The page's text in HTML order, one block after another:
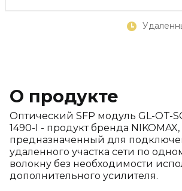
О продукте
Оптический SFP модуль GL-OT-
1490-I - продукт бренда NIKOMAX,
предназначенный для
удаленного участка сети по
волокну без необходимости
дополнительного усилителя.